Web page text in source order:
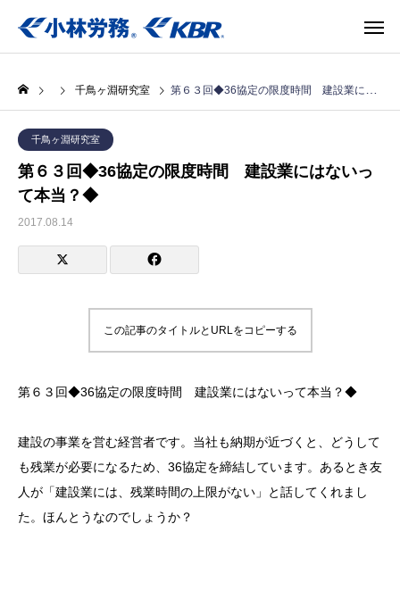
千鳥ヶ淵研究室 第６３回◆36協定の限度時間 建設業にはないって本当？◆
千鳥ヶ淵研究室
第６３回◆36協定の限度時間 建設業にはないっ
て本当？◆
2017.08.14
この記事のタイトルとURLをコピーする
第６３回◆36協定の限度時間 建設業にはないって本当？◆
建設の事業を営む経営者です。当社も納期が近づくと、どうして
も残業が必要になるため、36協定を締結しています。あるとき友
人が「建設業には、残業時間の上限がない」と話してくれまし
た。ほんとうなのでしょうか？